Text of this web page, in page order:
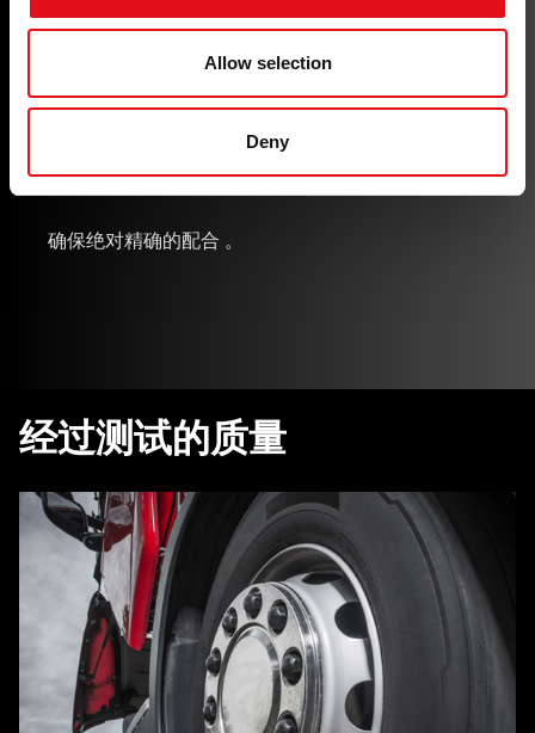
Allow selection
Deny
精确贴合
确保绝对精确的配合 。
经过测试的质量